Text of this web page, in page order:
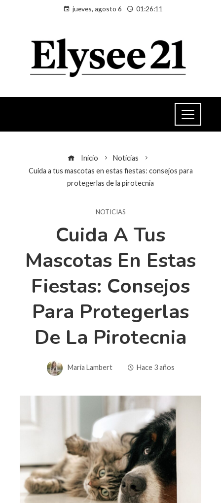
jueves, agosto 6 01:26:12
Inicio
Noticias
Cuida a tus mascotas en estas fiestas: consejos para
protegerlas de la pirotecnia
NOTICIAS
Cuida A Tus
Mascotas En Estas
Fiestas: Consejos
Para Protegerlas
De La Pirotecnia
Maria Lambert Hace 3 años